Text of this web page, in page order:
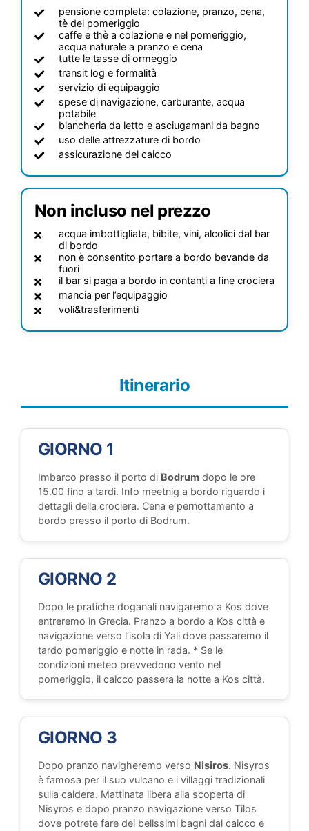
pensione completa: colazione, pranzo, cena,
tè del pomeriggio
caffe e thè a colazione e nel pomeriggio,
acqua naturale a pranzo e cena
tutte le tasse di ormeggio
transit log e formalità
servizio di equipaggio
spese di navigazione, carburante, acqua
potabile
biancheria da letto e asciugamani da bagno
uso delle attrezzature di bordo
assicurazione del caicco
Non incluso nel prezzo
acqua imbottigliata, bibite, vini, alcolici dal bar
di bordo
non è consentito portare a bordo bevande da
fuori
il bar si paga a bordo in contanti a fine crociera
mancia per l’equipaggio
voli&trasferimenti
Itinerario
GIORNO 1
Imbarco presso il porto di Bodrum dopo le ore
15.00 fino a tardi. Info meetnig a bordo riguardo i
dettagli della crociera. Cena e pernottamento a
bordo presso il porto di Bodrum.
GIORNO 2
Dopo le pratiche doganali navigaremo a Kos dove
entreremo in Grecia. Pranzo a bordo a Kos città e
navigazione verso l’isola di Yali dove passaremo il
tardo pomeriggio e notte in rada. * Se le
condizioni meteo prevvedono vento nel
pomeriggio, il caicco passera la notte a Kos città.
GIORNO 3
Dopo pranzo navigheremo verso Nisiros. Nisyros
è famosa per il suo vulcano e i villaggi tradizionali
sulla caldera. Mattinata libera alla scoperta di
Nisyros e dopo pranzo navigazione verso Tilos
dove potrete fare dei bellssimi bagni dal caicco e